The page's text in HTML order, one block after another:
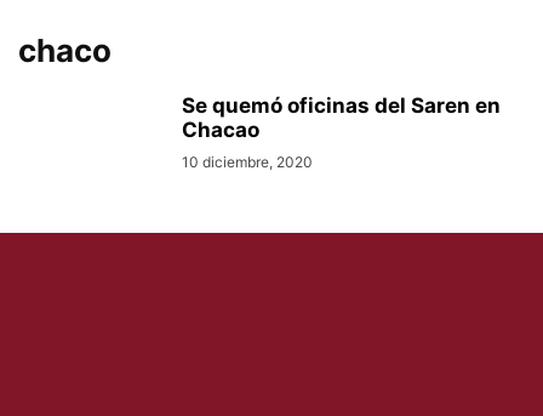
chaco
Se quemó oficinas del Saren en
Chacao
10 diciembre, 2020